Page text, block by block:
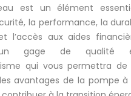
est un élément
la performance, la
l’accès aux aides
un gage de qualité
qui vous permettra
avantages de la pompe à